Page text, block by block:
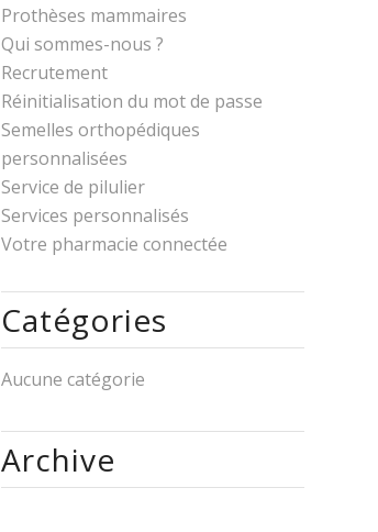
Prothèses mammaires
Qui sommes-nous ?
Recrutement
Réinitialisation du mot de passe
Semelles orthopédiques
personnalisées
Service de pilulier
Services personnalisés
Votre pharmacie connectée
Catégories
Aucune catégorie
Archive